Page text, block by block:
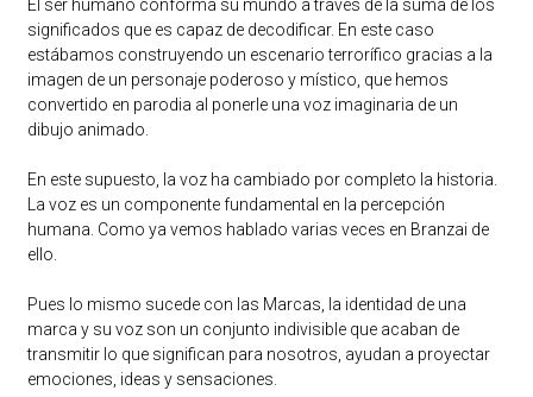
El ser humano conforma su mundo a través de la suma de los
significados que es capaz de decodificar. En este caso
estábamos construyendo un escenario terrorífico gracias a la
imagen de un personaje poderoso y místico, que hemos
convertido en parodia al ponerle una voz imaginaria de un
dibujo animado.
En este supuesto, la voz ha cambiado por completo la historia.
La voz es un componente fundamental en la percepción
humana. Como ya vemos hablado varias veces en Branzai de
ello.
Pues lo mismo sucede con las Marcas, la identidad de una
marca y su voz son un conjunto indivisible que acaban de
transmitir lo que significan para nosotros, ayudan a proyectar
emociones, ideas y sensaciones.